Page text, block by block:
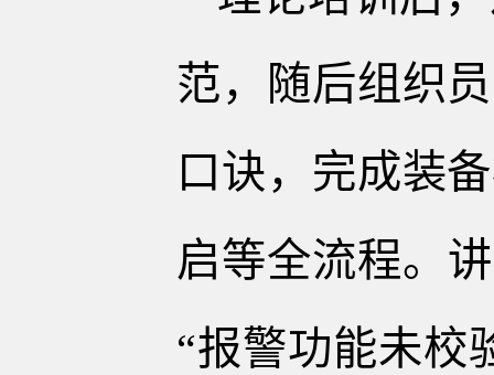
范，随后组织
口诀，完成装
启等全流程。
“报警功能未校